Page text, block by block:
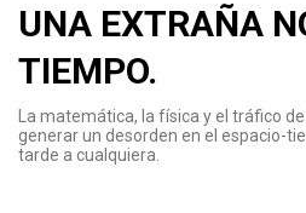
UNA EXTRAÑA
TIEMPO.
La matemática, la física y el tráfico
generar un desorden en el espacio-
tarde a cualquiera.